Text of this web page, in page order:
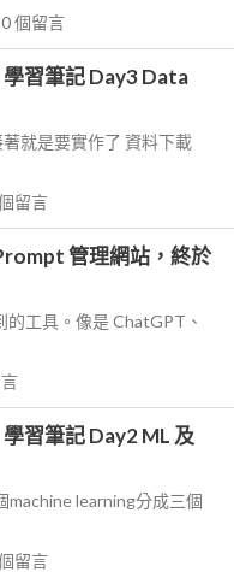
0個留言
習筆記 Day3 Data
就是要實作了 資料下載
留言
管理網站，終於
工具。像是 ChatGPT、
習筆記 Day2 ML 及
learning分成三個
留言